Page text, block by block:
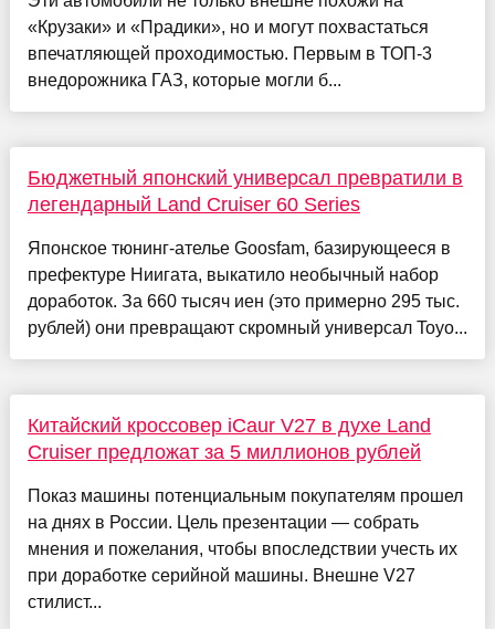
«Крузаки» и «Прадики», но и могут похвастаться
впечатляющей проходимостью. Первым в ТОП-3
внедорожника ГАЗ, которые могли б...
Бюджетный японский универсал превратили в
легендарный Land Cruiser 60 Series
Японское тюнинг-ателье Goosfam, базирующееся в
префектуре Ниигата, выкатило необычный набор
доработок. За 660 тысяч иен (это примерно 295 тыс.
рублей) они превращают скромный универсал Toyo...
Китайский кроссовер iCaur V27 в духе Land
Cruiser предложат за 5 миллионов рублей
Показ машины потенциальным покупателям прошел
на днях в России. Цель презентации — собрать
мнения и пожелания, чтобы впоследствии учесть их
при доработке серийной машины. Внешне V27
стилист...